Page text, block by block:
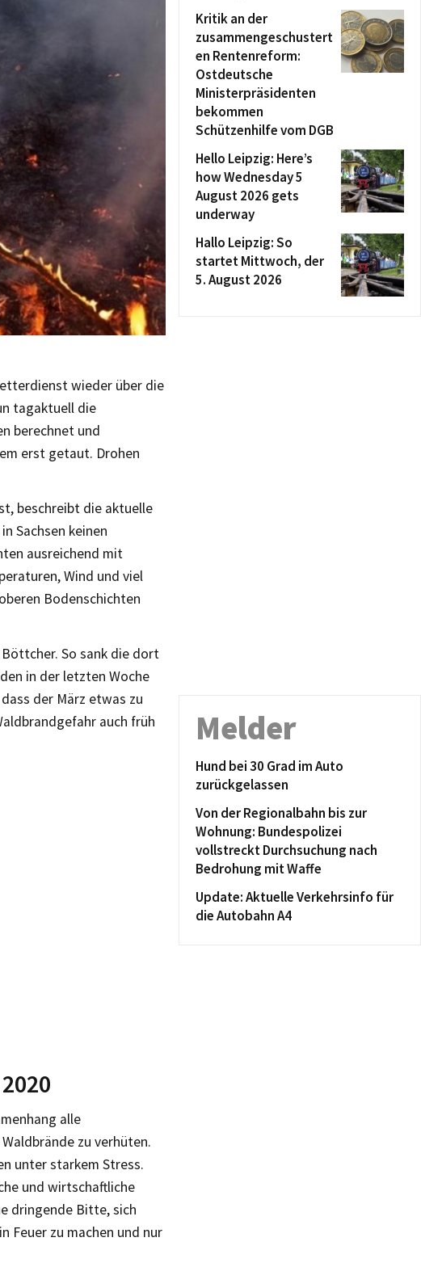
wieder über die
tagaktuell die
berechnet und
erst getaut. Drohen
beschreibt die aktuelle
Sachsen keinen
ausreichend mit
Wind und viel
Bodenschichten
So sank die dort
in der letzten Woche
der März etwas zu
auch früh
alle
zu verhüten.
unter starkem Stress.
und wirtschaftliche
dringende Bitte, sich
Feuer zu machen und nur
Kritik an der
zusammengeschustert
en Rentenreform:
Ostdeutsche
Ministerpräsidenten
bekommen
Schützenhilfe vom DGB
Hello Leipzig: Here’s
how Wednesday 5
August 2026 gets
underway
Hallo Leipzig: So
startet Mittwoch, der
5. August 2026
Melder
Hund bei 30 Grad im Auto
zurückgelassen
Von der Regionalbahn bis zur
Wohnung: Bundespolizei
vollstreckt Durchsuchung nach
Bedrohung mit Waffe
Update: Aktuelle Verkehrsinfo für
die Autobahn A4